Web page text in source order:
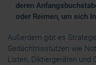
deren
oder Reimen, um sich
Außerdem gibt es
Gedächtnisstützen wie
Listen, Diktiergeräten und